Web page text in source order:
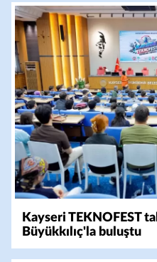
Kayseri TEKNOFEST
Büyükkılıç'la buluştu